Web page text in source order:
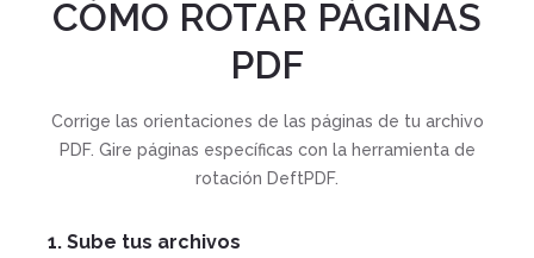
CÓMO ROTAR PÁGINAS
PDF
Corrige las orientaciones de las páginas de tu archivo
PDF. Gire páginas específicas con la herramienta de
rotación DeftPDF.
1. Sube tus archivos